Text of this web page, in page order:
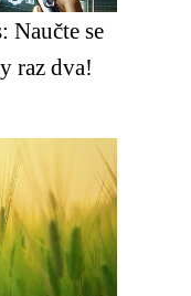
Naučte se
raz dva!